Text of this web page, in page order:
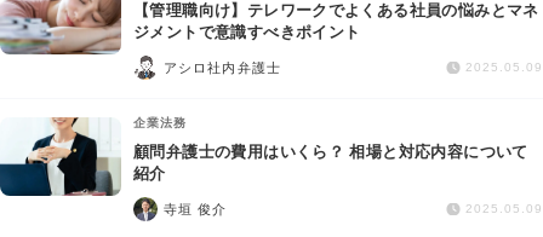
【管理職向け】テレワークでよくある社員の悩みとマネ
ジメントで意識すべきポイント
アシロ社内弁護士 2025.05.09
企業法務
顧問弁護士の費用はいくら？ 相場と対応内容について
紹介
寺垣 俊介 2025.05.09